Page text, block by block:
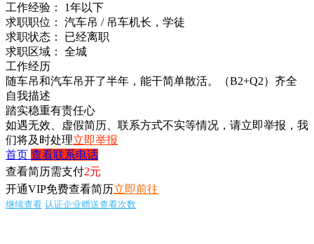
工作经验：
1年以下
求职职位：
汽车吊 / 吊车机长，学徒
求职状态：
已经离职
求职区域：
全城
工作经历
随车吊和汽车吊开了半年，能干简单散活。（B2+Q2）齐全
自我描述
踏实稳重有责任心
如遇无效、虚假简历、联系方式不实等情况，请立即举报，我
们将及时处理立即举报
首页 查看联系电话
查看简历需支付2元
开通VIP免费查看简历立即前往
继续查看 认证企业赠送查看次数